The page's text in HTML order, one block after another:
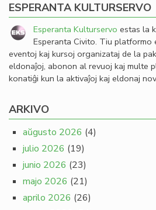
ESPERANTA KULTURSERVO
Esperanta Kulturservo estas la
Esperanta Civito. Tiu platformo
eventoj kaj kursoj organizataj de la
eldonaĵoj, abonon al revuoj kaj multe
konatiĝi kun la aktivaĵoj kaj eldonaj
ARKIVO
aŭgusto 2026 (4)
julio 2026 (19)
junio 2026 (23)
majo 2026 (21)
aprilo 2026 (26)